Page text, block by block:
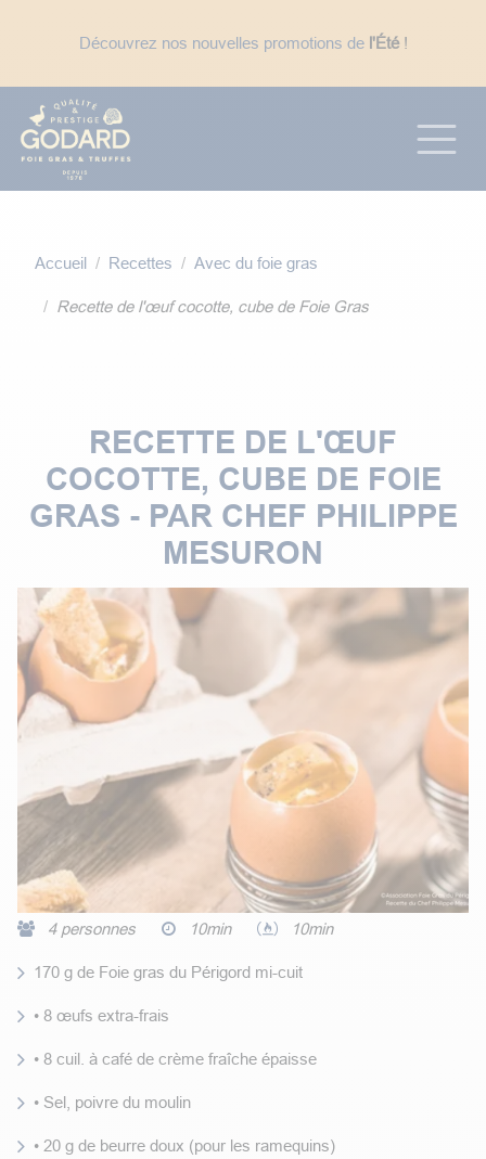
Découvrez nos nouvelles promotions de l'Été!
☀️ En période de fortes chaleurs : expédition des
uniquement
, pour éviter des délais de
transport trop long avec le week-end.
Accueil Recettes Avec du foie gras
Recette de l'œuf cocotte, cube de Foie Gras
RECETTE DE L'ŒUF
COCOTTE, CUBE DE FOIE
GRAS - PAR CHEF PHILIPPE
MESURON
4 personnes 10min 10min
170 g de Foie gras du Périgord mi-cuit
• 8 œufs extra-frais
• 8 cuil. à café de crème fraîche épaisse
• Sel, poivre du moulin
• 20 g de beurre doux (pour les ramequins)